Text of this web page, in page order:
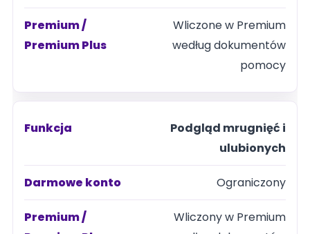
Wliczone w Premium
według dokumentów
pomocy
Podgląd mrugnięć i
ulubionych
Ograniczony
Wliczony w Premium